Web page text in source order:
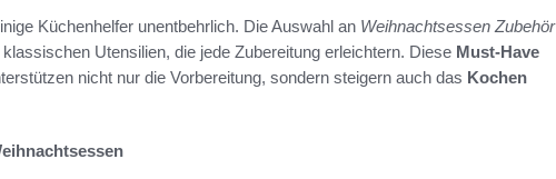
Küchenhelfer unentbehrlich. Die Auswahl an Weihnachtsessen Zubehör
Utensilien, die jede Zubereitung erleichtern. Diese Must-Have
nicht nur die Vorbereitung, sondern steigern auch das Kochen